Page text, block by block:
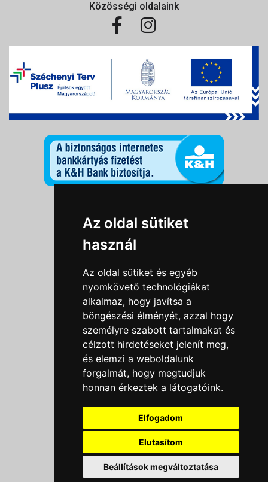
Az oldal sütiket
használ
Az oldal sütiket és egyéb
nyomkövető technológiákat
alkalmaz, hogy javítsa a
böngészési élményét, azzal hogy
személyre szabott tartalmakat és
célzott hirdetéseket jelenít meg,
és elemzi a weboldalunk
forgalmát, hogy megtudjuk
honnan érkeztek a látogatóink.
Elfogadom
Elutasítom
Beállítások megváltoztatása
Közösségi oldalaink
Információk
Általános szerződési feltételek
Impresszum
Nyereményjáték szabály
Outlet nap nyereményjáték szabályzat
Süti beállítások
Menü
Ajánlatkérés
Szakmai tippek / Újdonságok
Kapcsolat
Letölthető katalógusok
Rólunk
Szállítás